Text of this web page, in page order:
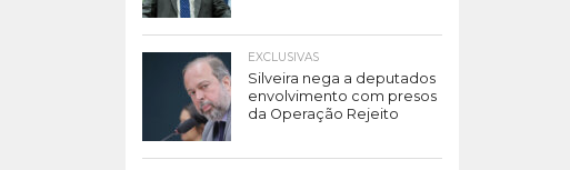
EXCLUSIVAS
Silveira nega a deputados
envolvimento com presos
da Operação Rejeito